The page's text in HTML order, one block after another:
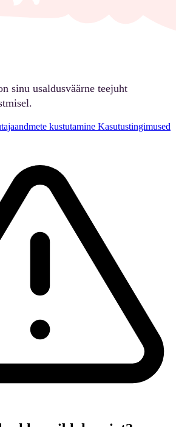
sinu usaldusväärne teejuht
kustutamine Kasutustingimused